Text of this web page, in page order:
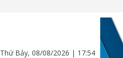
Thứ Bảy, 08/08/2026 | 17:54